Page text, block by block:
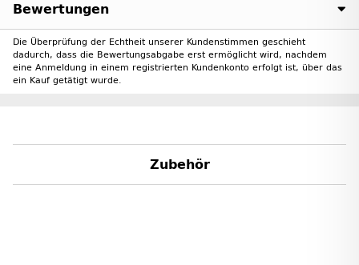
Bewertungen
Die Überprüfung der Echtheit unserer Kundenstimmen geschieht
dadurch, dass die Bewertungsabgabe erst ermöglicht wird, nachdem
eine Anmeldung in einem registrierten Kundenkonto erfolgt ist, über das
ein Kauf getätigt wurde.
Zubehör